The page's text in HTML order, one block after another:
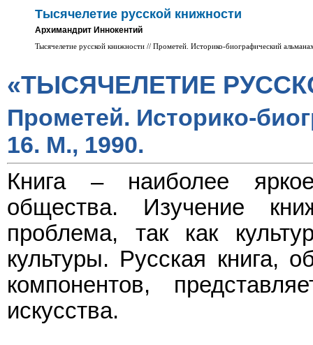
Тысячелетие русской книжности
Архимандрит Иннокентий
Тысячелетие русской книжности // Прометей. Историко-биографический
«ТЫСЯЧЕЛЕТИЕ
Прометей. Историко-
16. М., 1990.
Книга – наиболее
общества. Изучение
проблема, так как
культуры. Русская книга,
компонентов,
искусства.